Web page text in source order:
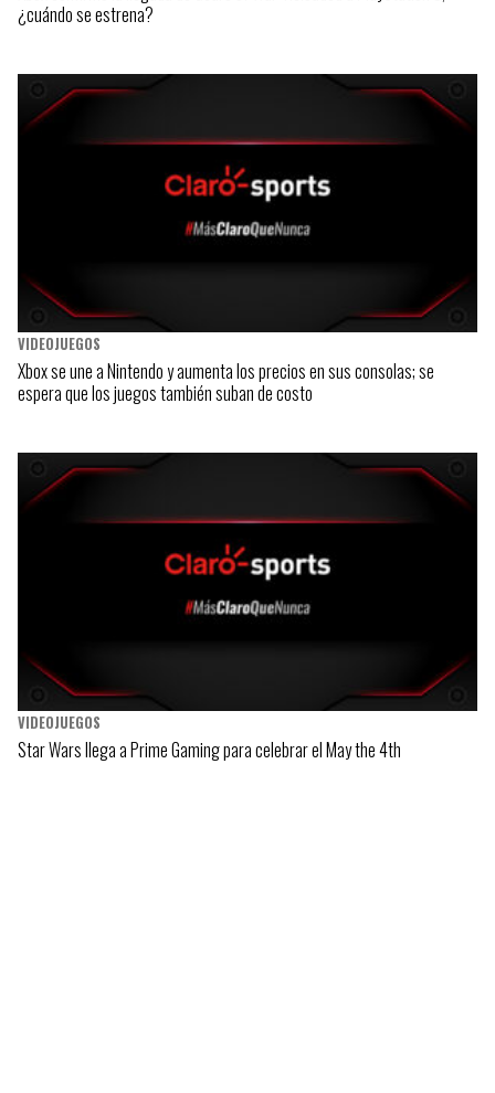
¿cuándo se estrena?
VIDEOJUEGOS
Xbox se une a Nintendo y aumenta los precios en sus consolas; se
espera que los juegos también suban de costo
VIDEOJUEGOS
Star Wars llega a Prime Gaming para celebrar el May the 4th